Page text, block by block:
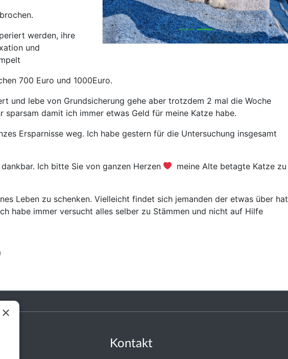
werden, ihre
und
700 Euro und 1000Euro.
und lebe von Grundsicherung gehe aber trotzdem 2 mal die Woche
sparsam damit ich immer etwas Geld für meine Katze habe.
Ersparnisse weg. Ich habe gestern für die Untersuchung insgesamt
Ich bitte Sie von ganzen Herzen
meine Alte betagte Katze zu
Leben zu schenken. Vielleicht findet sich jemanden der etwas über hat
habe immer versucht alles selber zu Stämmen und nicht auf Hilfe
Kontakt
×